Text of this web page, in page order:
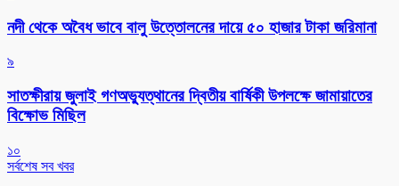
নদী থেকে অবৈধ ভাবে বালু উত্তোলনের দায়ে ৫০ হাজার টাকা জরিমানা
৯
সাতক্ষীরায় জুলাই গণঅভ্যুত্থানের দ্বিতীয় বার্ষিকী উপলক্ষে জামায়াতের
বিক্ষোভ মিছিল
১০
সর্বশেষ সব খবর